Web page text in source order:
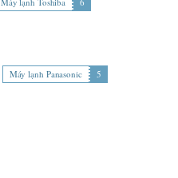
Máy lạnh Panasonic
5